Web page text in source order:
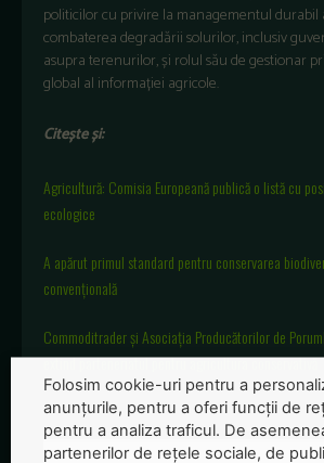
politicilor cu privire la managementul
combaterea degradării solurilor, inclusiv
asupra terenurilor, și rolul său de gestionar
global al informației agricole.
Citește și:
Agricultură: Comisia Europeană publică o listă cu
ecologice
A apărut primul standard pentru conservarea
convențională
Commoditrader şi Asociaţia Producătorilor de
extind parteneriatul pentru agricultura conservativă
Folosim cookie-uri pentru a
anunțurile, pentru a oferi funcții de
pentru a analiza traficul. De
partenerilor de rețele sociale, de